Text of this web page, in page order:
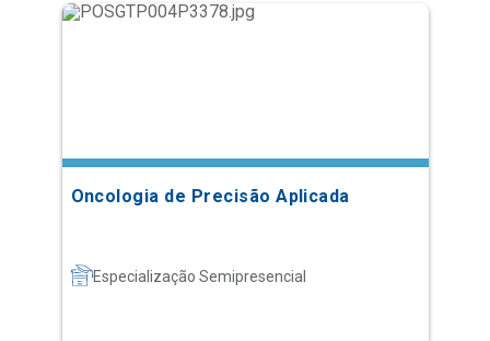
Oncologia de Precisão Aplicada
Especialização Semipresencial